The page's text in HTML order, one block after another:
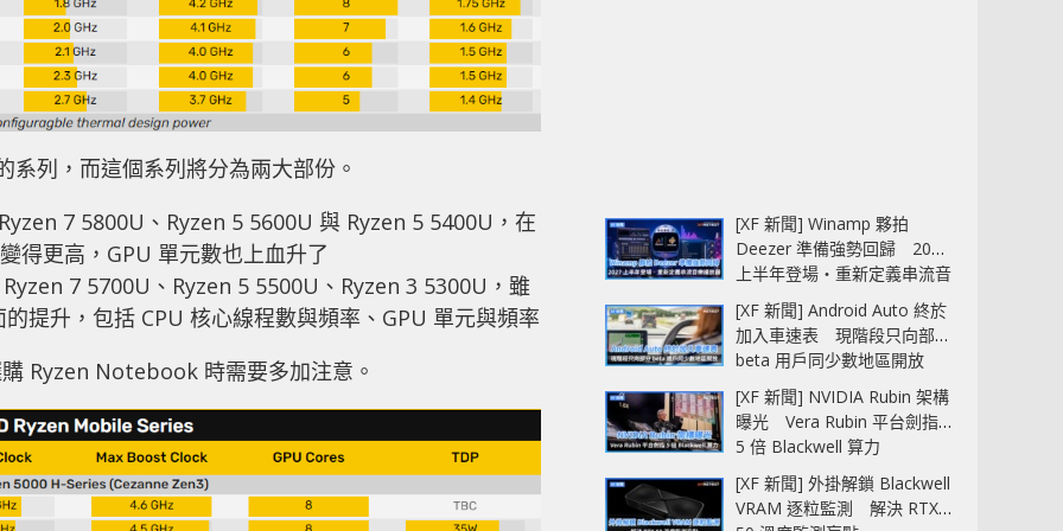
列，而這個系列將分為兩大部份。
7 5800U、Ryzen 5 5600U 與 Ryzen 5 5400U，在
得更高，GPU 單元數也上血升了
7 5700U、Ryzen 5 5500U、Ryzen 3 5300U，雖
提升，包括 CPU 核心線程數與頻率、GPU 單元與頻率
Ryzen Notebook 時需要多加注意。
[XF 新聞] Winamp 夥拍
Deezer 準備強勢回歸 2027
上半年登場‧重新定義串流音
樂播放器
[XF 新聞] Android Auto 終於
加入車速表 現階段只向部分
beta 用戶同少數地區開放
[XF 新聞] NVIDIA Rubin 架構
曝光 Vera Rubin 平台劍指
5 倍 Blackwell 算力
[XF 新聞] 外掛解鎖 Blackwell
VRAM 逐粒監測 解決 RTX